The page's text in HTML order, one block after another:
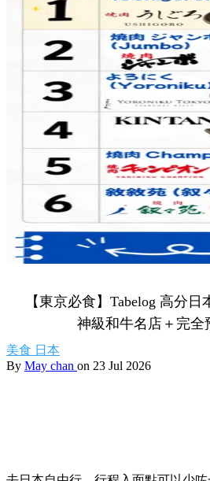
【東京必食】Tabelog 高分日
神級和牛名店＋完全
美食 日本
By May chan on 23 Jul 2026